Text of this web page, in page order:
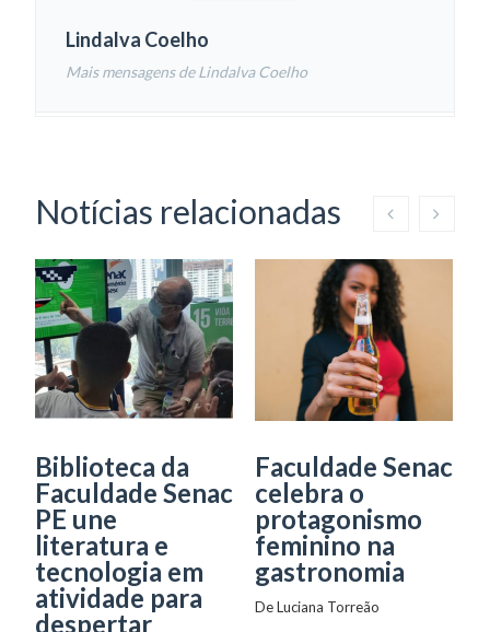
Lindalva Coelho
Mais mensagens de Lindalva Coelho
Notícias relacionadas
Biblioteca da
Faculdade Senac
PE une
literatura e
tecnologia em
atividade para
despertar
Faculdade Senac
celebra o
protagonismo
feminino na
gastronomia
De Luciana Torreão